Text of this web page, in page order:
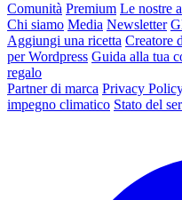
Comunità Premium Le nostre
Chi siamo Media Newsletter
Aggiungi una ricetta Creatore
per Wordpress Guida alla tua
regalo
Partner di marca Privacy
impegno climatico Stato del